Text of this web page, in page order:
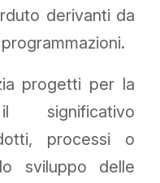
derivanti da
progetti per la
significativo
processi o
sviluppo delle